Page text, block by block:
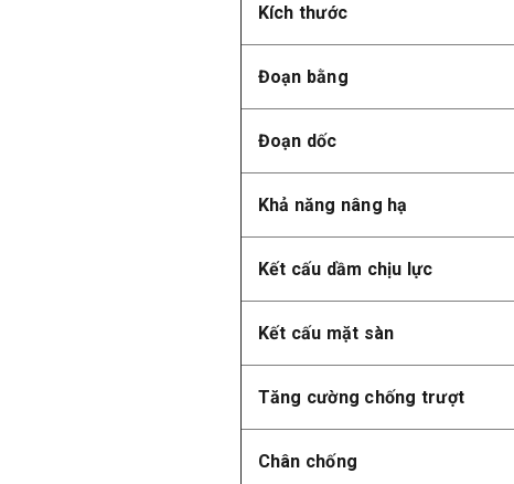
Kích thước
Đoạn bằng
Đoạn dốc
Khả năng nâng hạ
Kết cấu dầm chịu lực
Kết cấu mặt sàn
Tăng cường chống trượt
Chân chống